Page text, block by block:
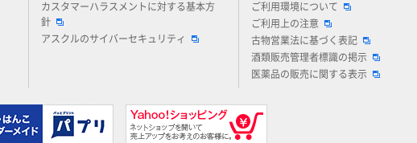
カスタマーハラスメントに対する基本方
針
アスクルのサイバーセキュリティ
ご利用環境について
ご利用上の注意
古物営業法に基づく表記
酒類販売管理者標識の掲示
医薬品の販売に関する表示